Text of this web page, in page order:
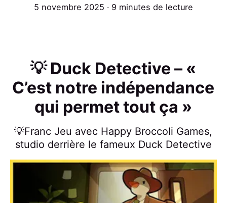
5 novembre 2025 ∙ 9 minutes de lecture
💡 Duck Detective – «
C’est notre indépendance
qui permet tout ça »
💡Franc Jeu avec Happy Broccoli Games,
studio derrière le fameux Duck Detective